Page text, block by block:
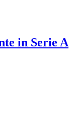
in Serie A